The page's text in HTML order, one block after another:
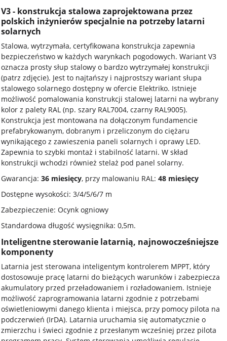
V3 - konstrukcja stalowa zaprojektowana przez
polskich inżynierów specjalnie na potrzeby latarni
solarnych
Stalowa, wytrzymała, certyfikowana konstrukcja zapewnia
bezpieczeństwo w każdych warynkach pogodowych. Wariant V3
oznacza prosty słup stalowy o bardzo wytrzymałej konstrukcji
(patrz zdjęcie). Jest to najtańszy i najprostszy wariant słupa
stalowego solarnego dostępny w ofercie Elektriko. Istnieje
możliwość pomalowania konstrukcji stalowej latarni na wybrany
kolor z palety RAL (np. szary RAL7004, czarny RAL9005).
Konstrukcja jest montowana na dołączonym fundamencie
prefabrykowanym, dobranym i przeliczonym do ciężaru
wynikającego z zawieszenia paneli solarnych i oprawy LED.
Zapewnia to szybki montaż i stabilność latarni. W skład
konstrukcji wchodzi również stelaż pod panel solarny.
Gwarancja:36 miesięcy, przy malowaniu RAL: 48 miesięcy
Dostępne wysokości: 3/4/5/6/7 m
Zabezpieczenie: Ocynk ogniowy
Standardowa długość wysięgnika: 0,5m.
Inteligentne sterowanie latarnią, najnowocześniejsze
komponenty
Latarnia jest sterowana inteligentym kontrolerem MPPT, który
dostosowuje pracę latarni do bieżących warunków i zabezpiecza
akumulatory przed przeładowaniem i rozładowaniem. Istnieje
możliwość zaprogramowania latarni zgodnie z potrzebami
oświetleniowymi danego klienta i miejsca, przy pomocy pilota na
podczerwień (IrDA). Latarnia uruchamia się automatycznie o
zmierzchu i świeci zgodnie z przesłanym wcześniej przez pilota